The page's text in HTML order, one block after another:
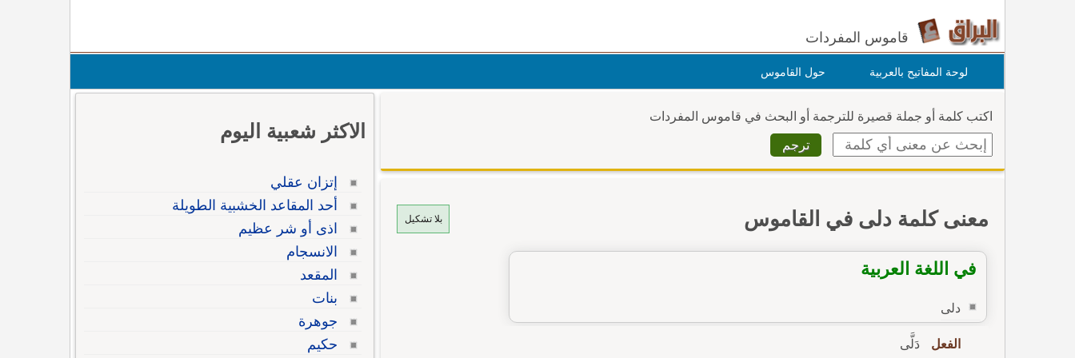
قاموس المفردات
لوحة المفاتيح بالعربية حول القاموس
اكتب كلمة أو جملة قصيرة للترجمة أو البحث في قاموس المفردات
بلا تشكيل معنى كلمة دلى في القاموس
في اللغة العربية
دلى
الفعل دَلَّى
الاكثر شعبية اليوم
إتزان عقلي
أحد المقاعد الخشبية الطويلة
اذى أو شر عظيم
الانسجام
المقعد
بنات
جوهرة
حكيم